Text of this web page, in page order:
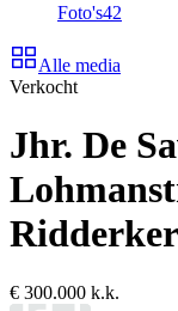
Foto's42
Alle media
Verkocht
Jhr. De
€ 300.000 k.k.